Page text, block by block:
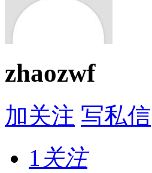
zhaozwf
加关注 写私信
1 关注